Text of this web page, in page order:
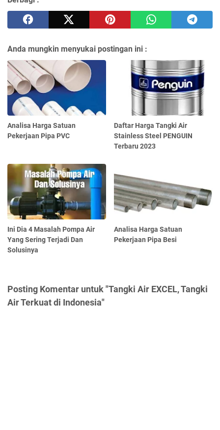
Anda mungkin menyukai postingan ini :
Analisa Harga Satuan
Pekerjaan Pipa PVC
Daftar Harga Tangki Air
Stainless Steel PENGUIN
Terbaru 2023
Ini Dia 4 Masalah Pompa Air
Yang Sering Terjadi Dan
Solusinya
Analisa Harga Satuan
Pekerjaan Pipa Besi
Posting Komentar untuk "Tangki Air EXCEL, Tangki
Air Terkuat di Indonesia"